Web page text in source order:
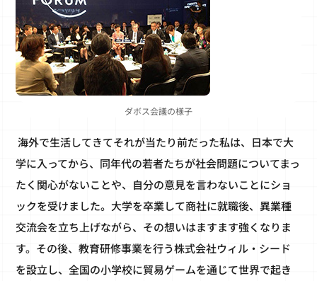
ダボス会議の様子
海外で生活してきてそれが当たり前だった私は、日本で大
学に入ってから、同年代の若者たちが社会問題についてまっ
たく関心がないことや、自分の意見を言わないことにショ
ックを受けました。大学を卒業して商社に就職後、異業種
交流会を立ち上げながら、その想いはますます強くなりま
す。その後、教育研修事業を行う株式会社ウィル・シード
を設立し、全国の小学校に貿易ゲームを通じて世界で起き